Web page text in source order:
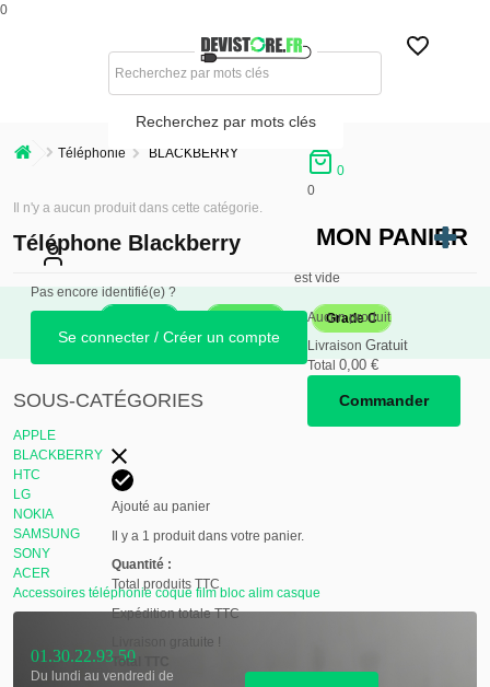
0
Recherchez par mots clés
Pas encore identifié(e) ?
Se connecter / Créer un compte
0
0
MON PANIER
est vide
Aucun produit
Livraison Gratuit
Total 0,00 €
Commander
Ajouté au panier
Il y a 1 produit dans votre panier.
Quantité :
Total produits TTC
Expédition totale TTC
Livraison gratuite !
Total TTC
Téléphonie BLACKBERRY
Téléphone Blackberry
Il n'y a aucun produit dans cette catégorie.
Grade C
SOUS-CATÉGORIES
APPLE
BLACKBERRY
HTC
LG
NOKIA
SAMSUNG
SONY
ACER
Accessoires téléphonie coque film bloc alim casque
01.30.22.93.50
Du lundi au vendredi de